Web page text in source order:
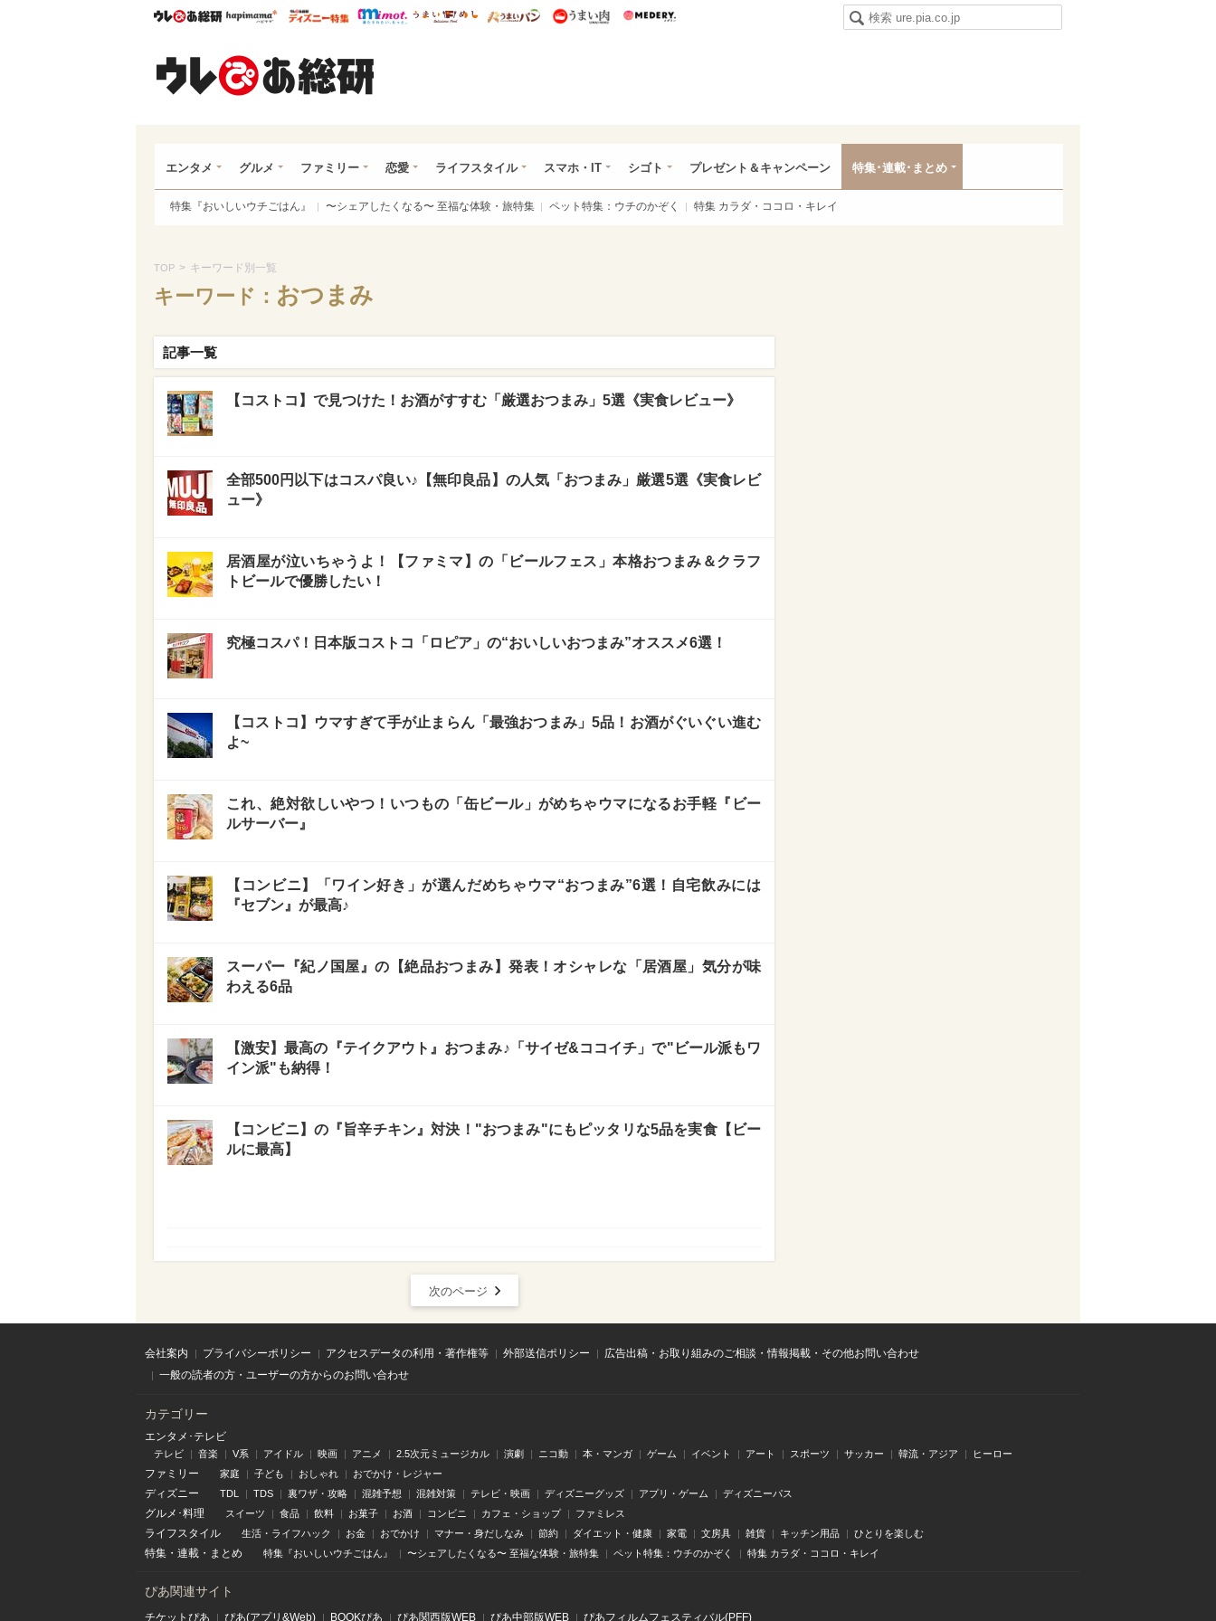
ウレぴあ総研ハピママ* ウレぴあ総研 ディズニー特集
mimot. うまいめし うまいパン うまい肉
エンタメ グルメ ファミリー 恋愛 ライフスタイル スマホ・IT シゴト プレゼント＆キャンペーン 特集･連載･まとめ
特集『おいしいウチごはん』 〜シェアしたくなる〜 至福な体験・旅特集 ペット特集：ウチのかぞく 特集 カラダ・ココロ・キレイ
TOP > キーワード別一覧
キーワード： おつまみ
記事一覧
【コストコ】で見つけた！お酒がすすむ「厳選おつまみ」5選《実食レビュー》
全部500円以下はコスパ良い♪【無印良品】の人気「おつまみ」厳選5選《実食レビ
ュー》
居酒屋が泣いちゃうよ！【ファミマ】の「ビールフェス」本格おつまみ＆クラフ
トビールで優勝したい！
究極コスパ！日本版コストコ「ロピア」の“おいしいおつまみ”オススメ6選！
【コストコ】ウマすぎて手が止まらん「最強おつまみ」5品！お酒がぐいぐい進む
よ~
これ、絶対欲しいやつ！いつもの「缶ビール」がめちゃウマになるお手軽『ビー
ルサーバー』
【コンビニ】「ワイン好き」が選んだめちゃウマ“おつまみ”6選！自宅飲みには
『セブン』が最高♪
スーパー『紀ノ国屋』の【絶品おつまみ】発表！オシャレな「居酒屋」気分が味
わえる6品
【激安】最高の『テイクアウト』おつまみ♪「サイゼ&ココイチ」で"ビール派もワ
イン派"も納得！
【コンビニ】の『旨辛チキン』対決！"おつまみ"にもピッタリな5品を実食【ビー
ルに最高】
次のページ
会社案内 プライバシーポリシー アクセスデータの利用・著作権等 外部送信ポリシー
広告出稿・お取り組みのご相談・情報掲載・その他お問い合わせ
一般の読者の方・ユーザーの方からのお問い合わせ
カテゴリー
エンタメ･テレビ
テレビ 音楽 V系 アイドル 映画 アニメ 2.5次元ミュージカル 演劇 ニコ動 本・マンガ ゲーム イベント アート スポーツ サッカー 韓流・アジア ヒーロー
ファミリー 家庭 子ども おしゃれ おでかけ・レジャー
ディズニー TDL TDS 裏ワザ・攻略 混雑予想 混雑対策 テレビ・映画 ディズニーグッズ アプリ・ゲーム ディズニーパス
グルメ･料理 スイーツ 食品 飲料 お菓子 お酒 コンビニ カフェ・ショップ ファミレス
ライフスタイル 生活・ライフハック お金 おでかけ マナー・身だしなみ 節約 ダイエット・健康 家電 文房具 雑貨 キッチン用品 ひとりを楽しむ
特集 ・ 連載 ・ まとめ 特集『おいしいウチごはん』 〜シェアしたくなる〜 至福な体験・旅特集 ペット特集：ウチのかぞく 特集 カラダ・ココロ・キレイ
ぴあ関連サイト
チケットぴあ ぴあ(アプリ&Web) BOOKぴあ ぴあ関⻄版WEB ぴあ中部版WEB ぴあフィルムフェスティバル(PFF)